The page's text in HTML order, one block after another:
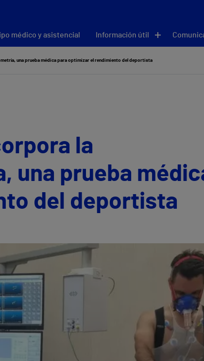
médico y asistencial Información útil
una prueba médica para optimizar el rendimiento del deportista
la
una prueba
del deportista